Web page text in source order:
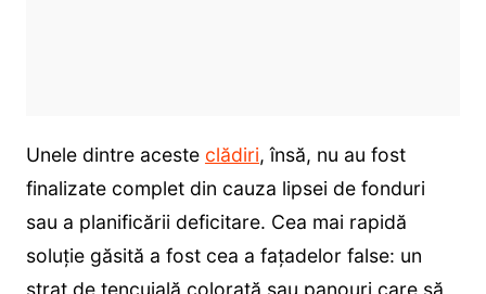
Unele dintre aceste clădiri, însă, nu au fost
finalizate complet din cauza lipsei de fonduri
sau a planificării deficitare. Cea mai rapidă
soluție găsită a fost cea a fațadelor false: un
strat de tencuială colorată sau panouri care să